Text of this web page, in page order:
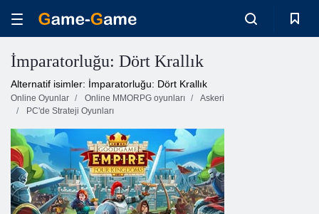
İmparatorluğu: Dört Krallık
Alternatif isimler: İmparatorluğu: Dört Krallık
Online Oyunlar Online MMORPG oyunları
Askeri
PC'de Strateji Oyunları